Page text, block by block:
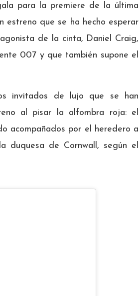
para la premiere de la última
estreno que se ha hecho esperar
de la cinta, Daniel Craig,
007 y que también supone el
invitados de lujo que se han
al pisar la alfombra roja: el
acompañados por el heredero a
duquesa de Cornwall, según el